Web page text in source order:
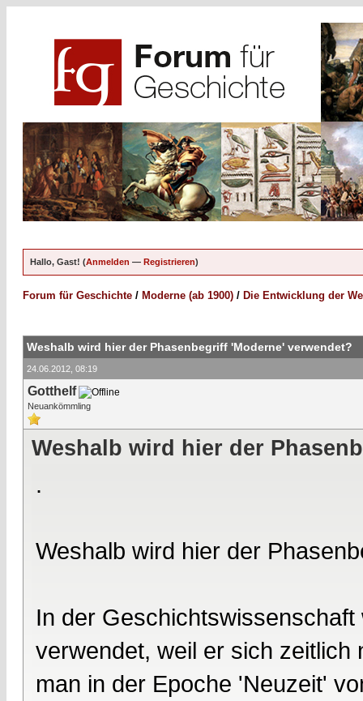
Hallo, Gast! (Anmelden — Registrieren)
Forum für Geschichte / Moderne (ab 1900) / Die Entwicklung der
Weshalb wird hier der Phasenbegriff 'Moderne' verwendet?
24.06.2012, 08:19
Gotthelf
Neuankömmling
Weshalb wird hier der
.
Weshalb wird hier der
In der
verwendet, weil er sich
man in der Epoche 'Neuzeit'